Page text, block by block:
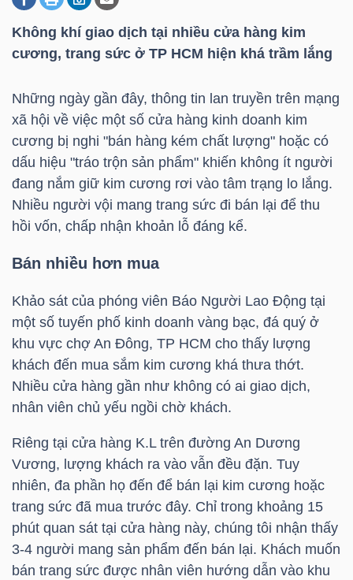
Không khí giao dịch tại nhiều cửa hàng kim
cương, trang sức ở TP HCM hiện khá trầm lắng
Những ngày gần đây, thông tin lan truyền trên mạng
xã hội về việc một số cửa hàng kinh doanh kim
cương bị nghi "bán hàng kém chất lượng" hoặc có
dấu hiệu "tráo trộn sản phẩm" khiến không ít người
đang nắm giữ kim cương rơi vào tâm trạng lo lắng.
Nhiều người vội mang trang sức đi bán lại để thu
hồi vốn, chấp nhận khoản lỗ đáng kể.
Bán nhiều hơn mua
Khảo sát của phóng viên Báo Người Lao Động tại
một số tuyến phố kinh doanh vàng bạc, đá quý ở
khu vực chợ An Đông, TP HCM cho thấy lượng
khách đến mua sắm kim cương khá thưa thớt.
Nhiều cửa hàng gần như không có ai giao dịch,
nhân viên chủ yếu ngồi chờ khách.
Riêng tại cửa hàng K.L trên đường An Dương
Vương, lượng khách ra vào vẫn đều đặn. Tuy
nhiên, đa phần họ đến để bán lại kim cương hoặc
trang sức đã mua trước đây. Chỉ trong khoảng 15
phút quan sát tại cửa hàng này, chúng tôi nhận thấy
3-4 người mang sản phẩm đến bán lại. Khách muốn
bán trang sức được nhân viên hướng dẫn vào khu
DOANH
BẤT
ĐỘNG
SẢN
TÀI
CHÍNH
HÀNG
HÓA
KINH
TẾ
THẾ